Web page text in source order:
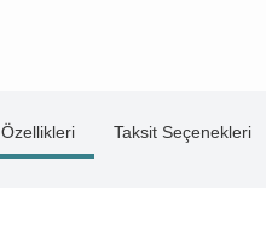
Taksit Seçenekleri